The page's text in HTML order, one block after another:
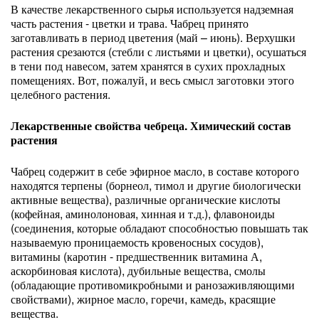
В качестве лекарственного сырья используется надземная
часть растения - цветки и трава. Чабрец принято
заготавливать в период цветения (май – июнь). Верхушки
растения срезаются (стебли с листьями и цветки), осушаться
в тени под навесом, затем хранятся в сухих прохладных
помещениях. Вот, пожалуй, и весь смысл заготовки этого
целебного растения.
Лекарственные свойства чебреца. Химический состав
растения
Чабрец содержит в себе эфирное масло, в составе которого
находятся терпены (борнеол, тимол и другие биологически
активные вещества), различные органические кислоты
(кофейная, аминолоновая, хинная и т.д.), флавоноиды
(соединения, которые обладают способностью повышать так
называемую проницаемость кровеносных сосудов),
витамины (каротин - предшественник витамина А,
аскорбиновая кислота), дубильные вещества, смолы
(обладающие противомикробными и ранозаживляющими
свойствами), жирное масло, горечи, камедь, красящие
вещества.